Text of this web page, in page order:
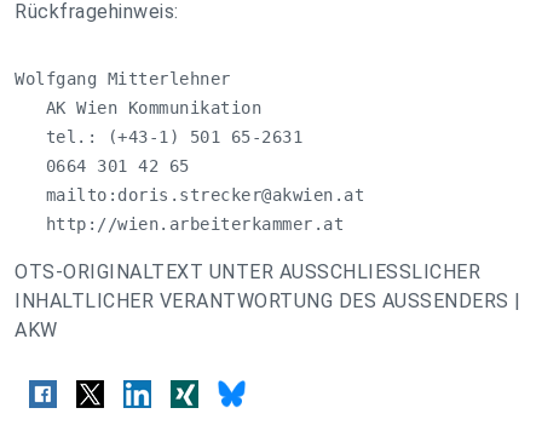
Rückfragehinweis:
Wolfgang Mitterlehner
   AK Wien Kommunikation
   tel.: (+43-1) 501 65-2631
   0664 301 42 65
   mailto:
doris.strecker@akwien.at
   http://wien.arbeiterkammer.at
OTS-ORIGINALTEXT UNTER AUSSCHLIESSLICHER
INHALTLICHER VERANTWORTUNG DES AUSSENDERS |
AKW